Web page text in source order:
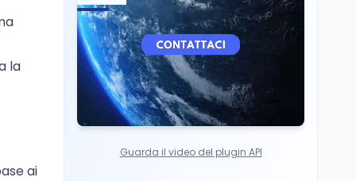
la
ai
4.150 euro
Guarda il video del plugin API